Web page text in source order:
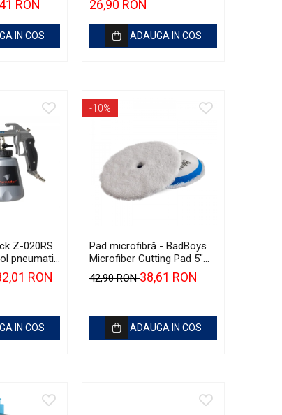
RON
IN COS
26,90 RON
ADAUGA IN COS
Z-020RS
pneumatic
RON
IN COS
-10%
Pad microfibră - BadBoys
Microfiber Cutting Pad 5"
(125mm)
42,90 RON38,61 RON
ADAUGA IN COS